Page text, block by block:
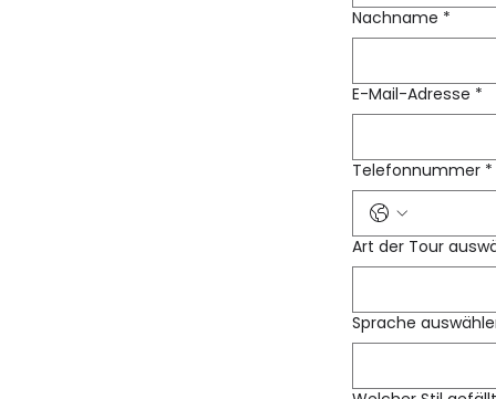
Nachname *
E-Mail-Adresse *
Telefonnummer *
Art der Tour
Sprache